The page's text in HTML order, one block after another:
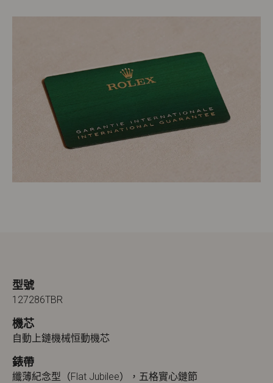
型號
127286TBR
機芯
自動上鏈機械恒動機芯
錶帶
纖薄紀念型（Flat Jubilee），五格實心鏈節